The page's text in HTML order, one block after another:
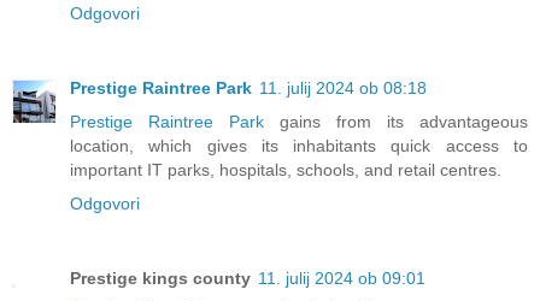
Odgovori
Prestige Raintree Park 11. julij 2024 ob 08:18
Prestige Raintree Park gains from its advantageous
location, which gives its inhabitants quick access to
important IT parks, hospitals, schools, and retail centres.
Odgovori
Prestige kings county 11. julij 2024 ob 09:01